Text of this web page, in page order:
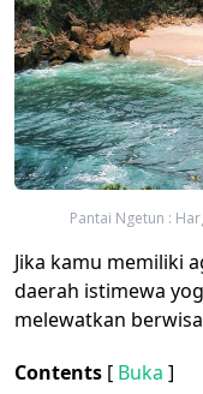
Pantai Ngetun :
Jika kamu memiliki
daerah istimewa
melewatkan
Contents [ Buka ]